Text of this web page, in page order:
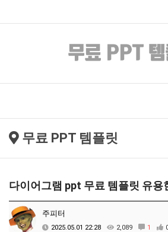
무료 PPT 템플릿
다이어그램 ppt 무료 템플릿 유용
주피터
2025.05.01 22:28 2,089 1